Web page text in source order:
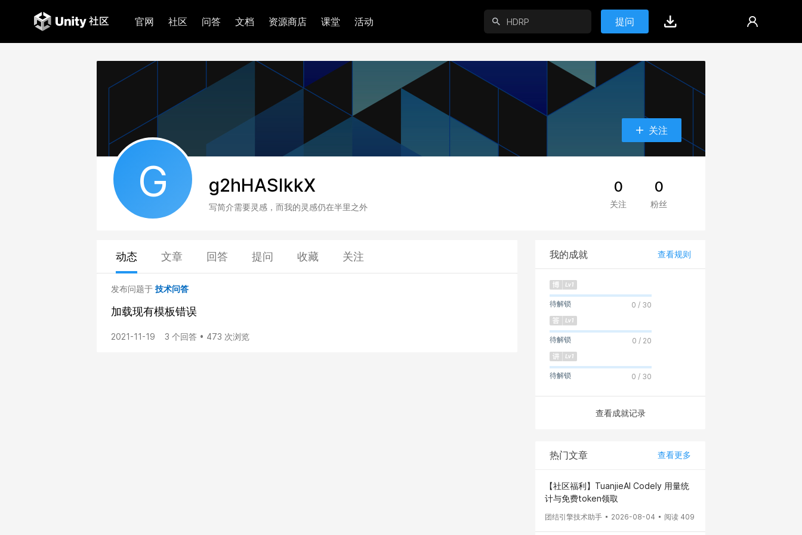
官网 社区 问答 文档 资源商店 课堂 活动 提问
关注
G g2hHASIkkX
写简介需要灵感，而我的灵感仍在半里之外
0
关注
0
粉丝
动态 文章 回答 提问 收藏 关注
发布问题于 技术问答
加载现有模板错误
2021-11-19 3 个回答 • 473 次浏览
我的成就 查看规则
待解锁 0 / 30
待解锁 0 / 20
待解锁 0 / 30
查看成就记录
热门文章 查看更多
【社区福利】TuanjieAI Codely 用量统
计与免费token领取
团结引擎技术助手 2026-08-04 阅读 409